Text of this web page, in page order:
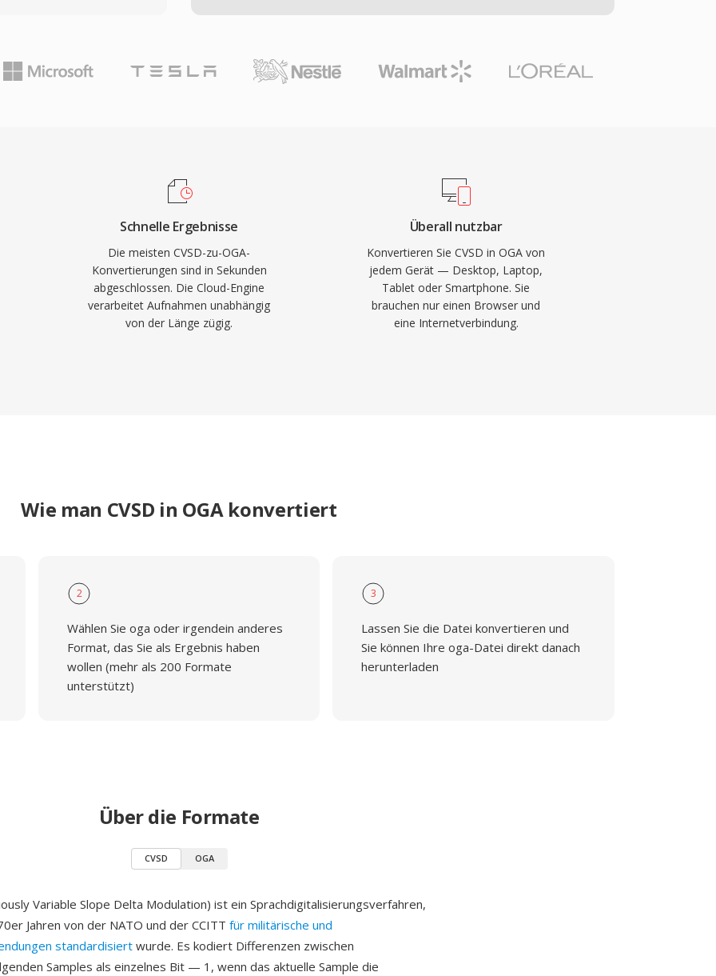
.oga-Erweiterung
optimieren, ohne
die patentrechtlichen
unterstützt
Tagging von
und den meisten
und ist damit eine
Archivierungs-
Schnelle Ergebnisse
Die meisten CVSD-zu-OGA-
Konvertierungen sind in Sekunden
abgeschlossen. Die Cloud-Engine
verarbeitet Aufnahmen unabhängig
von der Länge zügig.
Überall nutzbar
Konvertieren Sie CVSD in OGA von
jedem Gerät — Desktop, Laptop,
Tablet oder Smartphone. Sie
brauchen nur einen Browser und
eine Internetverbindung.
Wie man CVSD in OGA konvertiert
2
Wählen Sie oga oder irgendein anderes
Format, das Sie als Ergebnis haben
wollen (mehr als 200 Formate
unterstützt)
3
Lassen Sie die Datei konvertieren und
Sie können Ihre oga-Datei direkt danach
herunterladen
Über die Formate
CVSD OGA
Variable Slope Delta Modulation) ist ein Sprachdigitalisierungsverfahren,
Jahren von der NATO und der CCITT für militärische und
standardisiert wurde. Es kodiert Differenzen zwischen
Samples als einzelnes Bit — 1, wenn das aktuelle Sample die